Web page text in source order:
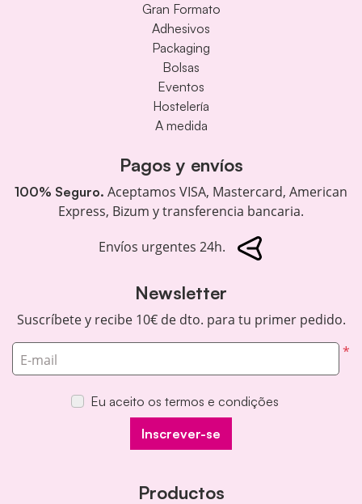
Gran Formato
Adhesivos
Packaging
Bolsas
Eventos
Hostelería
A medida
Pagos y envíos
100% Seguro. Aceptamos VISA, Mastercard, American
Express, Bizum y transferencia bancaria.
Envíos urgentes 24h.
Newsletter
Suscríbete y recibe 10€ de dto. para tu primer pedido.
*
E-mail
Eu aceito os termos e condições
Inscrever-se
Productos